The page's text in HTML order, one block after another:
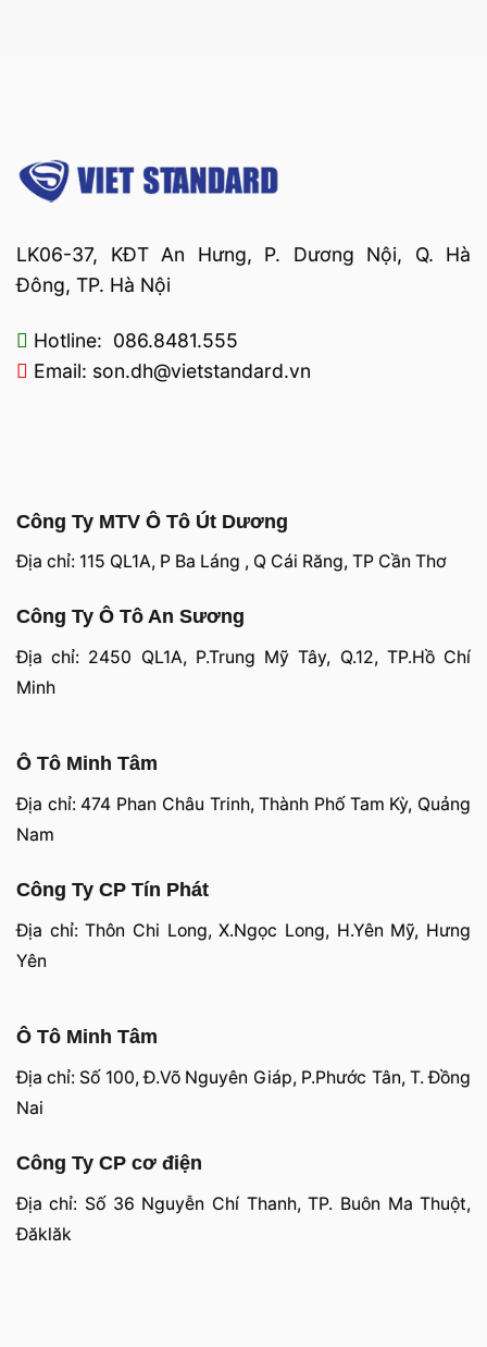
LK06-37, KĐT An Hưng, P. Dương Nội, Q. Hà
Đông, TP. Hà Nội
Hotline: 086.8481.555
Email: son.dh@vietstandard.vn
Công Ty MTV Ô Tô Út Dương
Địa chỉ: 115 QL1A, P Ba Láng , Q Cái Răng, TP Cần Thơ
Công Ty Ô Tô An Sương
Địa chỉ: 2450 QL1A, P.Trung Mỹ Tây, Q.12, TP.Hồ Chí
Minh
Ô Tô Minh Tâm
Địa chỉ: 474 Phan Châu Trinh, Thành Phố Tam Kỳ, Quảng
Nam
Công Ty CP Tín Phát
Địa chỉ: Thôn Chi Long, X.Ngọc Long, H.Yên Mỹ, Hưng
Yên
Ô Tô Minh Tâm
Địa chỉ: Số 100, Đ.Võ Nguyên Giáp, P.Phước Tân, T. Đồng
Nai
Công Ty CP cơ điện
Địa chỉ: Số 36 Nguyễn Chí Thanh, TP. Buôn Ma Thuột,
Đăklăk